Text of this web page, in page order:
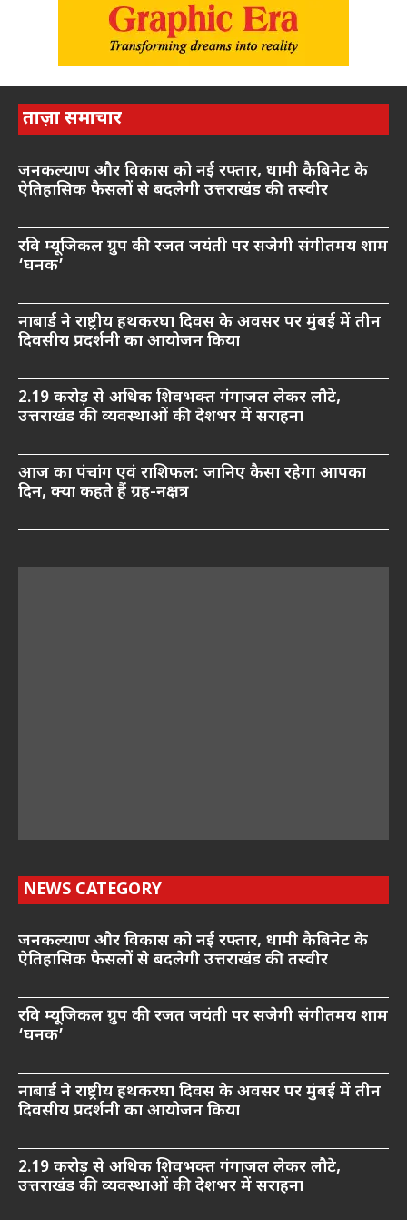
ताज़ा समाचार
जनकल्याण और विकास को नई रफ्तार, धामी कैबिनेट के
ऐतिहासिक फैसलों से बदलेगी उत्तराखंड की तस्वीर
रवि म्यूजिकल ग्रुप की रजत जयंती पर सजेगी संगीतमय शाम
‘घनक’
नाबार्ड ने राष्ट्रीय हथकरघा दिवस के अवसर पर मुंबई में तीन
दिवसीय प्रदर्शनी का आयोजन किया
2.19 करोड़ से अधिक शिवभक्त गंगाजल लेकर लौटे,
उत्तराखंड की व्यवस्थाओं की देशभर में सराहना
आज का पंचांग एवं राशिफल: जानिए कैसा रहेगा आपका
दिन, क्या कहते हैं ग्रह-नक्षत्र
NEWS CATEGORY
जनकल्याण और विकास को नई रफ्तार, धामी कैबिनेट के
ऐतिहासिक फैसलों से बदलेगी उत्तराखंड की तस्वीर
रवि म्यूजिकल ग्रुप की रजत जयंती पर सजेगी संगीतमय शाम
‘घनक’
नाबार्ड ने राष्ट्रीय हथकरघा दिवस के अवसर पर मुंबई में तीन
दिवसीय प्रदर्शनी का आयोजन किया
2.19 करोड़ से अधिक शिवभक्त गंगाजल लेकर लौटे,
उत्तराखंड की व्यवस्थाओं की देशभर में सराहना